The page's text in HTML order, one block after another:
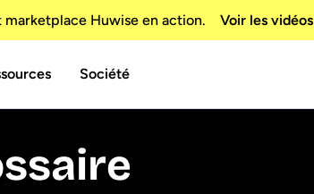
Huwise en action. Voir les vidéos
Société